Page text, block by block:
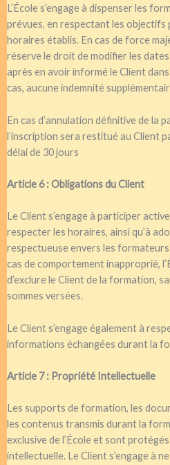
L’École s’engage à dispenser les
prévues, en respectant les objectifs
horaires établis. En cas de force
réserve le droit de modifier les
après en avoir informé le Client
cas, aucune indemnité
En cas d’annulation définitive de la
l’inscription sera restitué au Client
délai de 30 jours
Article 6 : Obligations du Client
Le Client s’engage à participer
respecter les horaires, ainsi qu’à
respectueuse envers les
cas de comportement inapproprié,
d’exclure le Client de la formation,
sommes versées.
Le Client s’engage également à
informations échangées durant la
Article 7 : Propriété Intellectuelle
Les supports de formation, les
les contenus transmis durant la
exclusive de l’École et sont
intellectuelle. Le Client s’engage à